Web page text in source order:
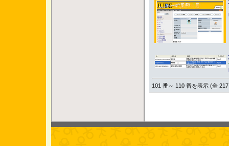
101 番～ 110 番を表示 (全